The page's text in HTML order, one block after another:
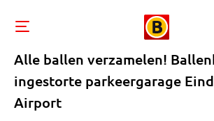
Alle ballen verzamelen!
ingestorte parkeergarage
Airport